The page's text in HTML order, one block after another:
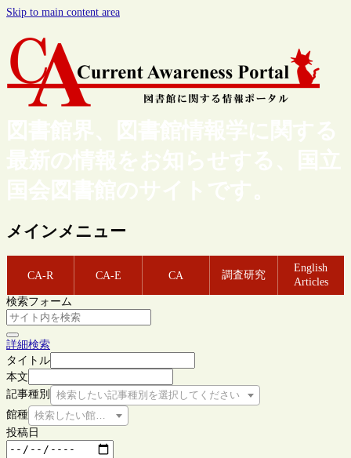
Skip to main content area
図書館界、図書館情報学に関する
最新の情報をお知らせする、国立
国会図書館のサイトです。
メインメニュー
CA-R CA-E CA 調査研究
English
Articles
検索フォーム
詳細検索
タイトル
本文
記事種別
検索したい記事種別を選択してください
館種 検索したい館種を選択してください
投稿日